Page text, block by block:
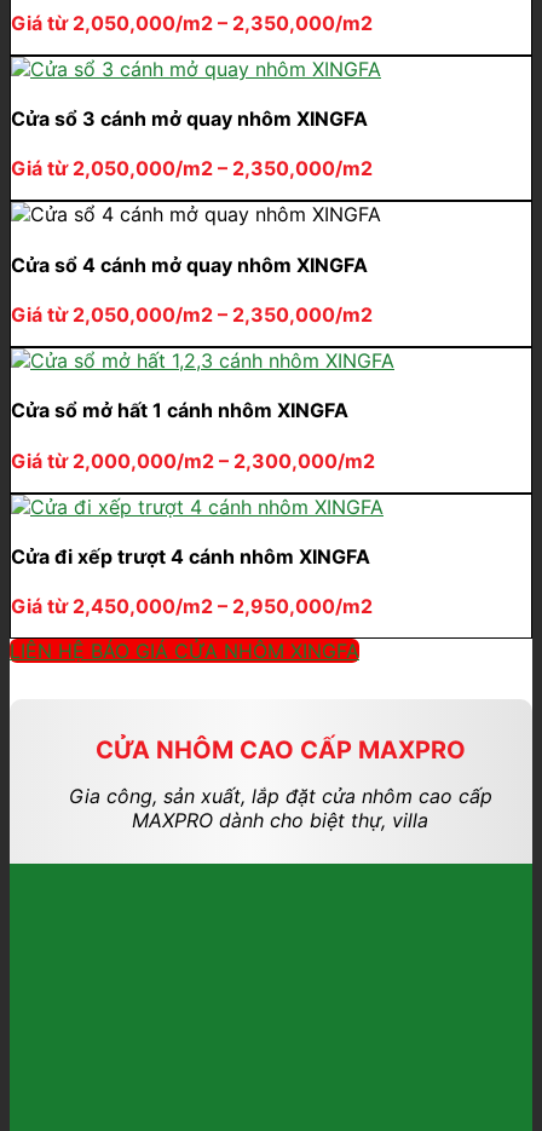
Giá từ 2,050,000/m2 – 2,350,000/m2
Cửa sổ 3 cánh mở quay nhôm XINGFA
Giá từ 2,050,000/m2 – 2,350,000/m2
Cửa sổ 4 cánh mở quay nhôm XINGFA
Giá từ 2,050,000/m2 – 2,350,000/m2
Cửa sổ mở hất 1 cánh nhôm XINGFA
Giá từ 2,000,000/m2 – 2,300,000/m2
Cửa đi xếp trượt 4 cánh nhôm XINGFA
Giá từ 2,450,000/m2 – 2,950,000/m2
LIÊN HỆ BÁO GIÁ CỬA NHÔM XINGFA
CỬA NHÔM CAO CẤP MAXPRO
Gia công, sản xuất, lắp đặt cửa nhôm cao cấp
MAXPRO dành cho biệt thự, villa